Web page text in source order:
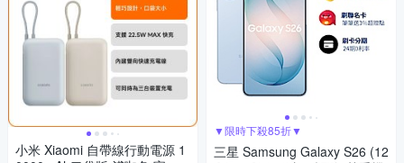
小米 Xiaomi 自帶線行動電源 1
▼限時下殺85折▼
三星 Samsung Galaxy S26 (12